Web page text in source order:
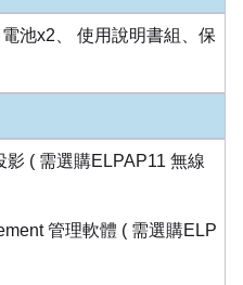
池x2、 使用說明書組、保
( 需選購ELPAP11 無線
管理軟體 ( 需選購ELP